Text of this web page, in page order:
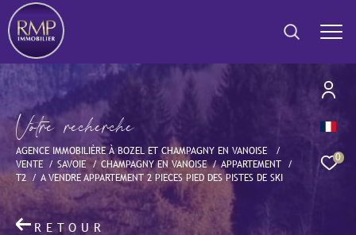
0
Votre recherche
AGENCE IMMOBILIÈRE À BOZEL ET CHAMPAGNY EN VANOISE
VENTE
SAVOIE CHAMPAGNY EN VANOISE
APPARTEMENT
T2
A VENDRE APPARTEMENT 2 PIECES PIED DES PISTES DE SKI
RETOUR
Effectuer une recherche
et trouver le bien qui correspond à vos critères
Type
d'offre
Vente